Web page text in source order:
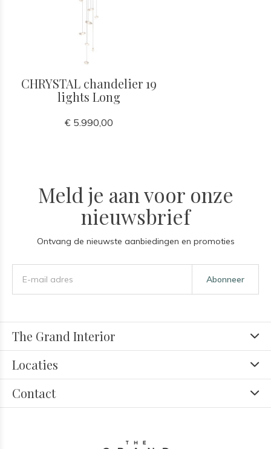
CHRYSTAL chandelier 19
lights Long
€ 5.990,00
Meld je aan voor onze
nieuwsbrief
Ontvang de nieuwste aanbiedingen en promoties
Abonneer
The Grand Interior
Locaties
Contact